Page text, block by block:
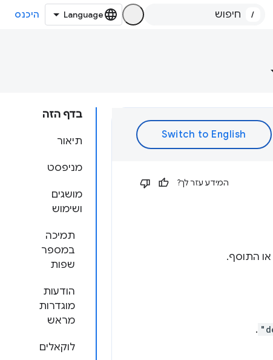
/ היכנס
בדף הזה
תיאור
מניפסט
מושגים
ושימוש
תמיכה
במספר
שפות
הודעות
מוגדרות
מראש
לוקאלים
המידע עזר לך?
או התוסף.
.